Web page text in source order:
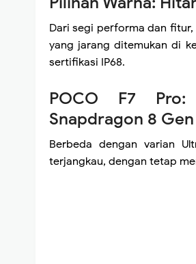
Dari segi performa dan
yang jarang ditemukan di
sertifikasi IP68.
POCO F7 Pro:
Snapdragon 8
Berbeda dengan varian
terjangkau, dengan tetap